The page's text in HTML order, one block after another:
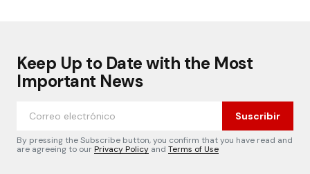
Keep Up to Date with the Most
Important News
Suscribir
By pressing the Subscribe button, you confirm that you have read and
are agreeing to ourPrivacy Policy and Terms of Use